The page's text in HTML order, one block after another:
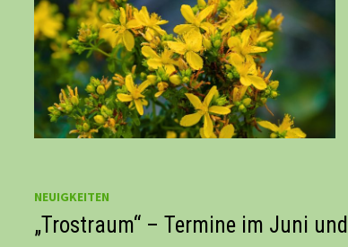
NEUIGKEITEN
„Trostraum“ – Termine im Juni